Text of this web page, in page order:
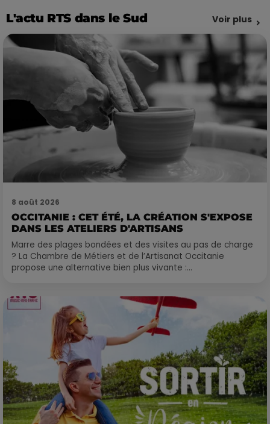
L'actu RTS dans le Sud Voir plus
8 août 2026
OCCITANIE : CET ÉTÉ, LA CRÉATION S'EXPOSE
DANS LES ATELIERS D'ARTISANS
Marre des plages bondées et des visites au pas de charge
? La Chambre de Métiers et de l’Artisanat Occitanie
propose une alternative bien plus vivante :...